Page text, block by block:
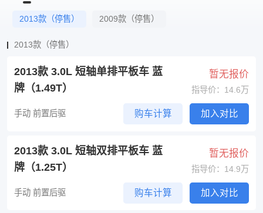
2013款（停售） 2009款（停售）
2013款（停售）
2013款 3.0L 短轴单排平板车 蓝
牌（1.49T）
暂无报价
指导价：14.6万
手动 前置后驱 购车计算 加入对比
2013款 3.0L 短轴双排平板车 蓝
牌（1.25T）
暂无报价
指导价：14.9万
手动 前置后驱 购车计算 加入对比